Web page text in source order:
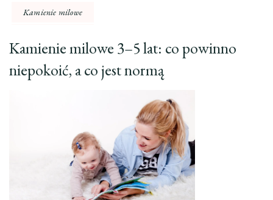
Kamienie milowe
Kamienie milowe 3–5 lat: co powinno
niepokoić, a co jest normą